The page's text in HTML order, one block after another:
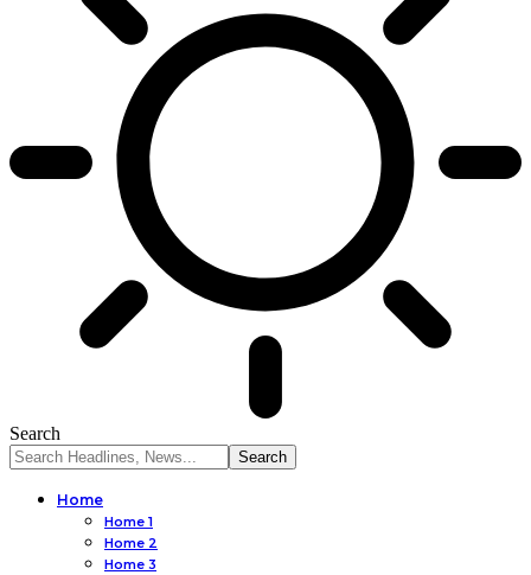
Search
Home
Home 1
Home 2
Home 3